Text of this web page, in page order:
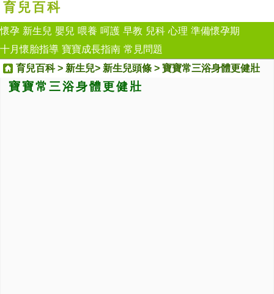
育兒百科
懷孕 新生兒 嬰兒 喂養 呵護 早教 兒科 心理 準備懷孕期
十月懷胎指導 寶寶成長指南 常見問題
育兒百科> 新生兒> 新生兒頭條 > 寶寶常三浴身體更健壯
寶寶常三浴身體更健壯